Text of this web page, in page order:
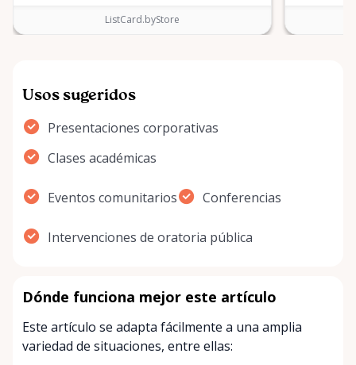
ListCard.byStore
Usos sugeridos
Presentaciones corporativas
Clases académicas
Eventos comunitarios Conferencias
Intervenciones de oratoria pública
Dónde funciona mejor este artículo
Este artículo se adapta fácilmente a una amplia
variedad de situaciones, entre ellas: